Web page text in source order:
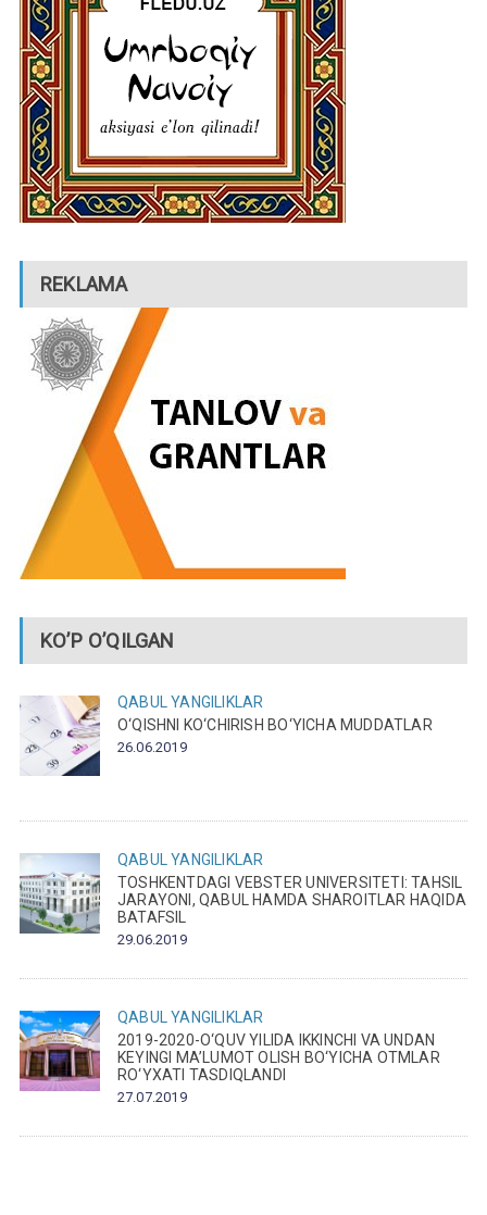
REKLAMA
KO’P O’QILGAN
QABUL YANGILIKLAR
O‘QISHNI KO‘CHIRISH BO‘YICHA MUDDATLAR
26.06.2019
QABUL YANGILIKLAR
TOSHKENTDAGI VEBSTER UNIVERSITETI: TAHSIL
JARAYONI, QABUL HAMDA SHAROITLAR HAQIDA
BATAFSIL
29.06.2019
QABUL YANGILIKLAR
2019-2020-O‘QUV YILIDA IKKINCHI VA UNDAN
KEYINGI MA’LUMOT OLISH BO‘YICHA OTMLAR
RO‘YXATI TASDIQLANDI
27.07.2019